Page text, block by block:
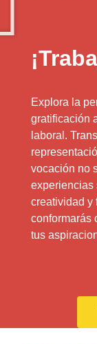
Explora la
gratificación
laboral.
vocación no
experiencias
creatividad y
conformarás
tus